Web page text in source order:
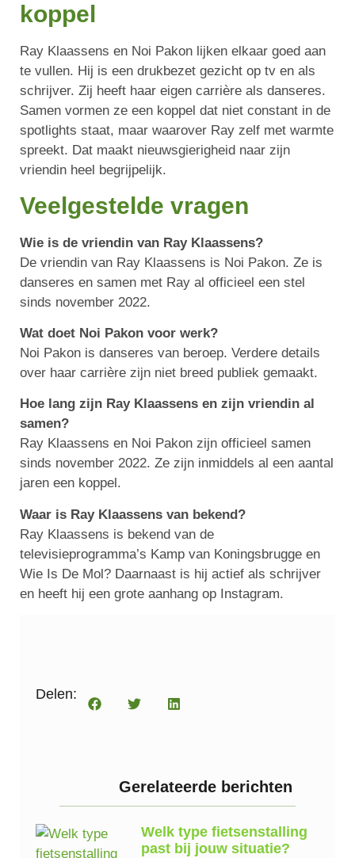
koppel
Ray Klaassens en Noi Pakon lijken elkaar goed aan
te vullen. Hij is een drukbezet gezicht op tv en als
schrijver. Zij heeft haar eigen carrière als danseres.
Samen vormen ze een koppel dat niet constant in de
spotlights staat, maar waarover Ray zelf met warmte
spreekt. Dat maakt nieuwsgierigheid naar zijn
vriendin heel begrijpelijk.
Veelgestelde vragen
Wie is de vriendin van Ray Klaassens?
De vriendin van Ray Klaassens is Noi Pakon. Ze is
danseres en samen met Ray al officieel een stel
sinds november 2022.
Wat doet Noi Pakon voor werk?
Noi Pakon is danseres van beroep. Verdere details
over haar carrière zijn niet breed publiek gemaakt.
Hoe lang zijn Ray Klaassens en zijn vriendin al
samen?
Ray Klaassens en Noi Pakon zijn officieel samen
sinds november 2022. Ze zijn inmiddels al een aantal
jaren een koppel.
Waar is Ray Klaassens van bekend?
Ray Klaassens is bekend van de
televisieprogramma’s Kamp van Koningsbrugge en
Wie Is De Mol? Daarnaast is hij actief als schrijver
en heeft hij een grote aanhang op Instagram.
Delen:
Gerelateerde berichten
Welk type fietsenstalling
past bij jouw situatie?